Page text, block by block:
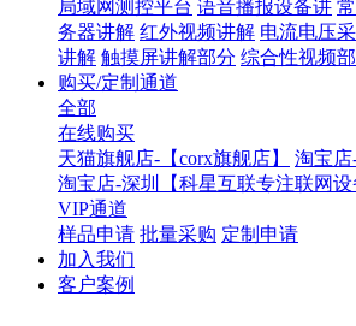
局域网测控平台 语音播报设备讲
务器讲解 红外视频讲解 电流电压
讲解 触摸屏讲解部分 综合性视频
购买/定制通道
全部
在线购买
天猫旗舰店-【corx旗舰店】
淘宝店
淘宝店-深圳【科星互联专注联网设
VIP通道
样品申请 批量采购 定制申请
加入我们
客户案例